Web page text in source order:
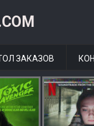
ЗАКАЗОВ